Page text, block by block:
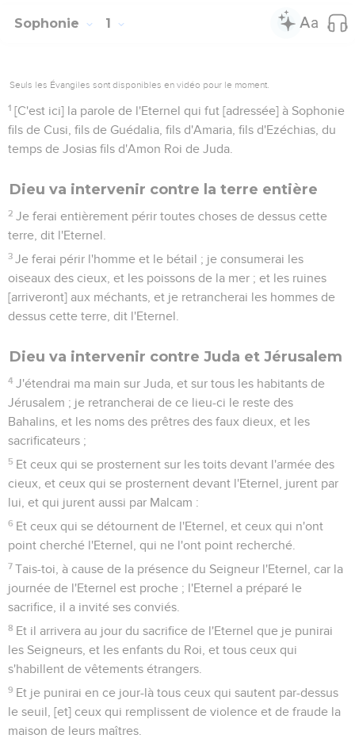
Sophonie 1
Seuls les Évangiles sont disponibles en vidéo pour le moment.
1 [C'est ici] la parole de l'Eternel qui fut [adressée] à Sophonie
fils de Cusi, fils de Guédalia, fils d'Amaria, fils d'Ezéchias, du
temps de Josias fils d'Amon Roi de Juda.
Dieu va intervenir contre la terre entière
2 Je ferai entièrement périr toutes choses de dessus cette
terre, dit l'Eternel.
3 Je ferai périr l'homme et le bétail ; je consumerai les
oiseaux des cieux, et les poissons de la mer ; et les ruines
[arriveront] aux méchants, et je retrancherai les hommes de
dessus cette terre, dit l'Eternel.
Dieu va intervenir contre Juda et Jérusalem
4 J'étendrai ma main sur Juda, et sur tous les habitants de
Jérusalem ; je retrancherai de ce lieu-ci le reste des
Bahalins, et les noms des prêtres des faux dieux, et les
sacrificateurs ;
5 Et ceux qui se prosternent sur les toits devant l'armée des
cieux, et ceux qui se prosternent devant l'Eternel, jurent par
lui, et qui jurent aussi par Malcam :
6 Et ceux qui se détournent de l'Eternel, et ceux qui n'ont
point cherché l'Eternel, qui ne l'ont point recherché.
7 Tais-toi, à cause de la présence du Seigneur l'Eternel, car la
journée de l'Eternel est proche ; l'Eternel a préparé le
sacrifice, il a invité ses conviés.
8 Et il arrivera au jour du sacrifice de l'Eternel que je punirai
les Seigneurs, et les enfants du Roi, et tous ceux qui
s'habillent de vêtements étrangers.
9 Et je punirai en ce jour-là tous ceux qui sautent par-dessus
le seuil, [et] ceux qui remplissent de violence et de fraude la
maison de leurs maîtres.